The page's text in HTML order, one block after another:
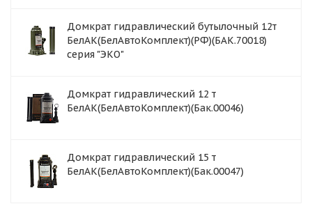
Домкрат гидравлический бутылочный 12т
БелАК(БелАвтоКомплект)(РФ)(БАК.70018)
серия "ЭКО"
Домкрат гидравлический 12 т
БелАК(БелАвтоКомплект)(Бак.00046)
Домкрат гидравлический 15 т
БелАК(БелАвтоКомплект)(Бак.00047)